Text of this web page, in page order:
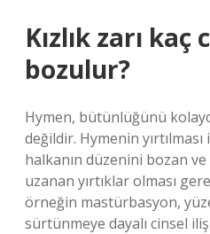
Kızlık zarı
bozulur?
Hymen, bütünlüğünü
değildir. Hymenin
halkanın düzenini bozan
uzanan yırtıklar olması
örneğin mastürbasyon,
sürtünmeye dayalı cinsel